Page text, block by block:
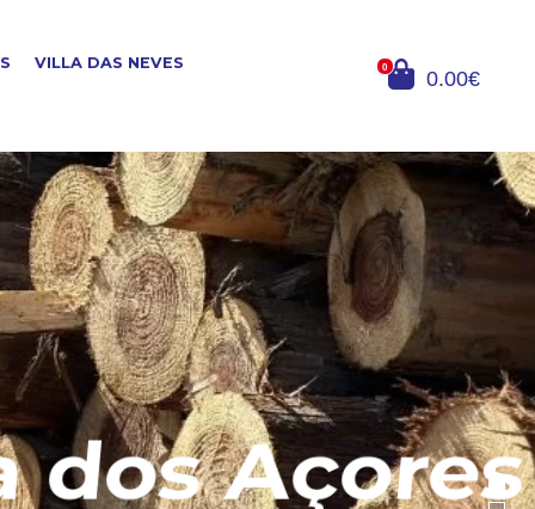
VILLA DAS NEVES 0 0.00€
Açores